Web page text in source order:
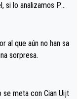
si lo analizamos Poj
dándose la
de los típicos toqu
Ahí hubo una in
calzador en posi
el tour.
al que aún no han sa
una sorpresa.
con Cian Uijt